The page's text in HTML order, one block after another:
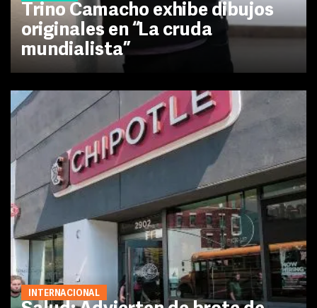
Trino Camacho exhibe dibujos
originales en “La cruda
mundialista”
INTERNACIONAL